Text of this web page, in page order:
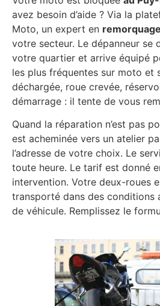
avez besoin d’aide ? Via la
Moto, un expert en
votre secteur. Le dépanneur se
votre quartier et arrive équipé
les plus fréquentes sur moto et
déchargée, roue crevée,
démarrage : il tente de vous
Quand la réparation n’est pas
est acheminée vers un atelier
l’adresse de votre choix. Le
toute heure. Le tarif est donné
intervention. Votre deux-roues
transporté dans des conditions
de véhicule. Remplissez le